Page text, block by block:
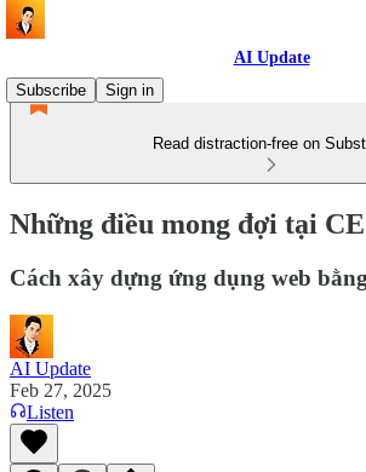
AI Update
Subscribe
Sign in
Read distraction-free on
Những điều mong đợi tại
Cách xây dựng ứng dụng web
AI Update
Feb 27, 2025
Listen